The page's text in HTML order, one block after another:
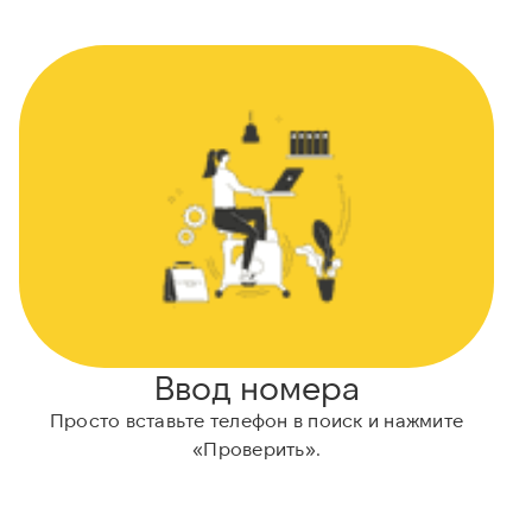
Ввод номера
Просто вставьте телефон в поиск и нажмите
«Проверить».